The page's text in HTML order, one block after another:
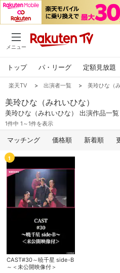
メニュー
トップ パ・リーグ 定額見放題
楽天TV > 出演者一覧 > 美玲ひな（
美玲ひな（みれいひな）
美玲ひな（みれいひな） 出演作品一覧
1件中 1～1件を表示
マッチング 価格順 新着順
1
CAST#30～暁千星 side-B
～＜未公開映像付＞